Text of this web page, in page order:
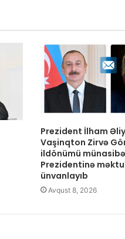
Prezident İlham
Vaşinqton Zirvə
ildönümü
Prezidentinə
ünvanlayıb
Avqust 8, 2026